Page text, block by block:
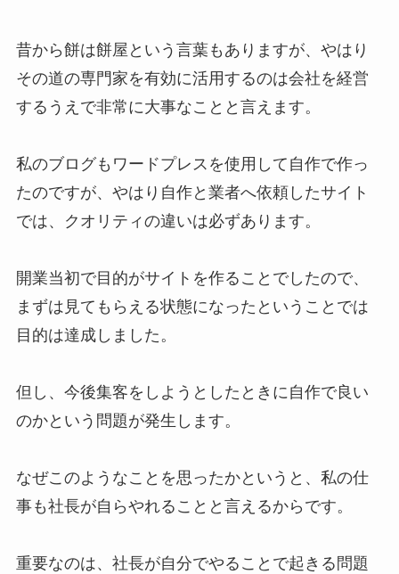
昔から餅は餅屋という言葉もありますが、やはり
その道の専門家を有効に活用するのは会社を経営
するうえで非常に大事なことと言えます。
私のブログもワードプレスを使用して自作で作っ
たのですが、やはり自作と業者へ依頼したサイト
では、クオリティの違いは必ずあります。
開業当初で目的がサイトを作ることでしたので、
まずは見てもらえる状態になったということでは
目的は達成しました。
但し、今後集客をしようとしたときに自作で良い
のかという問題が発生します。
なぜこのようなことを思ったかというと、私の仕
事も社長が自らやれることと言えるからです。
重要なのは、社長が自分でやることで起きる問題